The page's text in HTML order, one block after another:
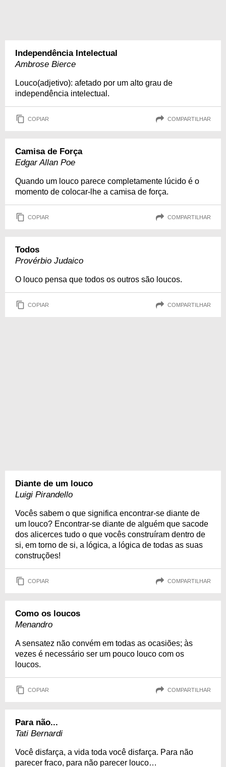
Independência Intelectual
Ambrose Bierce
Louco(adjetivo): afetado por um alto grau de
independência intelectual.
COPIAR COMPARTILHAR
Camisa de Força
Edgar Allan Poe
Quando um louco parece completamente lúcido é o
momento de colocar-lhe a camisa de força.
COPIAR COMPARTILHAR
Todos
Provérbio Judaico
O louco pensa que todos os outros são loucos.
COPIAR COMPARTILHAR
Diante de um louco
Luigi Pirandello
Vocês sabem o que significa encontrar-se diante de
um louco? Encontrar-se diante de alguém que sacode
dos alicerces tudo o que vocês construíram dentro de
si, em torno de si, a lógica, a lógica de todas as suas
construções!
COPIAR COMPARTILHAR
Como os loucos
Menandro
A sensatez não convém em todas as ocasiões; às
vezes é necessário ser um pouco louco com os
loucos.
COPIAR COMPARTILHAR
Para não...
Tati Bernardi
Você disfarça, a vida toda você disfarça. Para não
parecer fraco, para não parecer louco…